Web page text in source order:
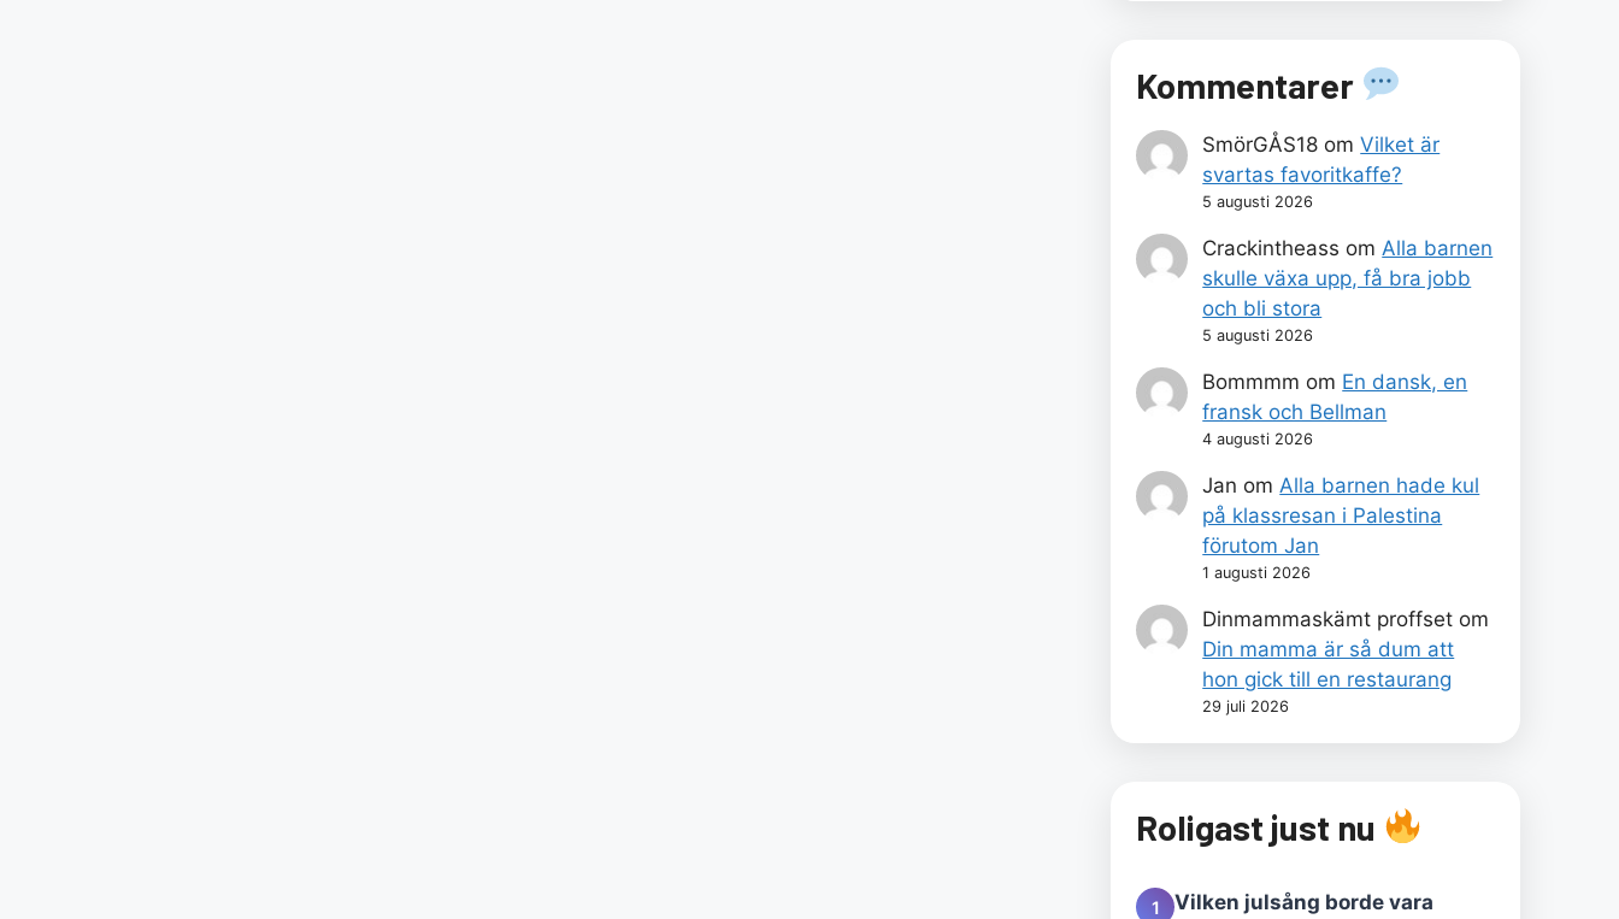
Kommentarer
SmörGÅS18 omVilket är
svartas favoritkaffe?
5 augusti 2026
Crackintheass om Alla barnen
skulle växa upp, få bra jobb
och bli stora
5 augusti 2026
Bommmm om En dansk, en
fransk och Bellman
4 augusti 2026
Jan om Alla barnen hade kul
på klassresan i Palestina
förutom Jan
1 augusti 2026
Dinmammaskämt proffset om
Din mamma är så dum att
hon gick till en restaurang
29 juli 2026
Roligast just nu
1
Vilken julsång borde vara